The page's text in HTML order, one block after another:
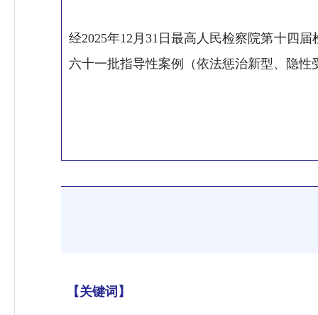
经2025年12月31日最高人民检察院第十四
六十一批指导性案例（依法惩治新型、隐
【关键词】